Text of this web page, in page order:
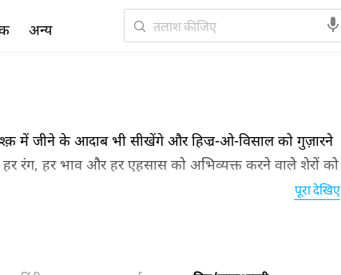
में जीने के आदाब भी सीखेंगे और हिज्र-ओ-विसाल को गुज़ारने
रंग, हर भाव और हर एहसास को अभिव्यक्त करने वाले शेरों को
पूरा देखिए
अन्य